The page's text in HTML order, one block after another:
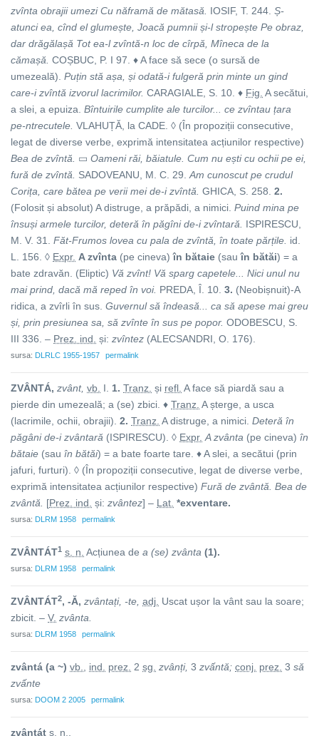
zvînta obrajii umezi Cu năframă de mătasă. IOSIF, T. 244. Ș-
atunci ea, cînd el glumește, Joacă pumnii și-l stropește Pe obraz,
dar drăgălașă Tot ea-l zvîntă-n loc de cîrpă, Mîneca de la
cămașă. COȘBUC, P. I 97. ♦ A face să sece (o sursă de
umezeală). Puțin stă așa, și odată-i fulgeră prin minte un gind
care-i zvîntă izvorul lacrimilor. CARAGIALE, S. 10. ♦ Fig. A secătui,
a slei, a epuiza. Bîntuirile cumplite ale turcilor... ce zvîntau țara
pe-ntrecutele. VLAHUȚĂ, la CADE. ◊ (În propoziții consecutive,
legat de diverse verbe, exprimă intensitatea acțiunilor respective)
Bea de zvîntă.
▭ Oameni răi, băiatule. Cum nu ești cu ochii pe ei,
fură de zvîntă.
SADOVEANU, M. C. 29. Am cunoscut pe crudul
Corița, care bătea pe verii mei de-i zvîntă. GHICA, S. 258. 2.
(Folosit și absolut) A distruge, a prăpădi, a nimici. Puind mina pe
însuși armele turcilor, deteră în păgîni de-i zvîntară.
ISPIRESCU,
M. V. 31. Făt-Frumos lovea cu pala de zvîntă, în toate părțile. id.
L. 156. ◊ Expr. A zvînta (pe cineva)în bătaie (sauîn bătăi) = a
bate zdravăn. (Eliptic) Vă zvînt! Vă sparg capetele... Nici unul nu
mai prind, dacă mă reped în voi. PREDA, Î. 10. 3. (Neobișnuit)-A
ridica, a zvîrli în sus. Guvernul să îndeasă...
ca să apese mai greu
și, prin presiunea sa, să zvînte în sus pe popor. ODOBESCU, S.
III 336. – Prez. ind. și: zvîntez (ALECSANDRI, O. 176).
sursa: DLRLC 1955-1957 permalink
ZVÂNTÁ, zvânt, vb. I. 1. Tranz. și refl. A face să piardă sau a
pierde din umezeală; a (se) zbici. ♦ Tranz. A șterge, a usca
(lacrimile, ochii, obrajii). 2. Tranz. A distruge, a nimici. Deteră în
păgâni de-i zvântară (ISPIRESCU). ◊ Expr. A zvânta (pe cineva) în
bătaie (sau în bătăi) = a bate foarte tare. ♦ A slei, a secătui (prin
jafuri, furturi). ◊ (În propoziții consecutive, legat de diverse verbe,
exprimă intensitatea acțiunilor respective) Fură de zvântă. Bea de
zvântă.
[Prez. ind. și: zvântez] – Lat. *exventare.
sursa: DLRM 1958 permalink
ZVÂNTÁT1 s. n. Acțiunea de a (se) zvânta (1).
sursa: DLRM 1958 permalink
ZVÂNTÁT2, -Ă, zvântați, -te, adj. Uscat ușor la vânt sau la soare;
zbicit. – V. zvânta.
sursa: DLRM 1958 permalink
zvântá (a ~) vb. ind. prez. 2 sg. zvânți, 3 zvấntă; conj. prez. 3 să
zvấnte
sursa: DOOM 2 2005 permalink
zvântát s. n.